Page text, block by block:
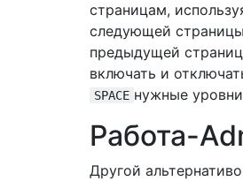
страницам,
следующей
предыдущей
включать и
SPACE нужные уровни
Работа-
Другой